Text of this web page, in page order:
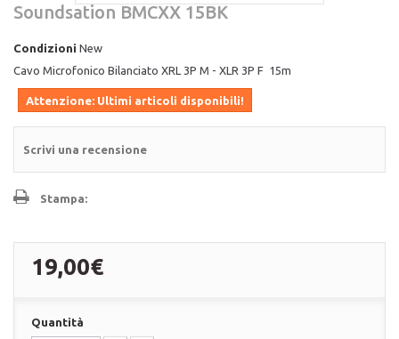
Soundsation BMCXX 15BK
Condizioni New
Cavo Microfonico Bilanciato XRL 3P M - XLR 3P F 15m
Attenzione: Ultimi articoli disponibili!
Scrivi una recensione
Stampa:
19,00€
Quantità